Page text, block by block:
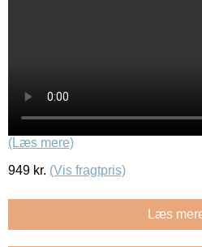
(Læs mere)
949 kr. (Vis fragtpris)
Læs